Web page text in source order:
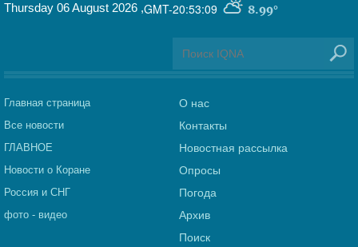
GMT-20:53:09 8.99°
Thursday 06 August 2026 ,
Главная страница
Все новости
ГЛАВНОЕ
Новости о Коране
Россия и СНГ
фото - видео
О нас
Контакты
Новостная рассылка
Опросы
Погода
Архив
Поиск